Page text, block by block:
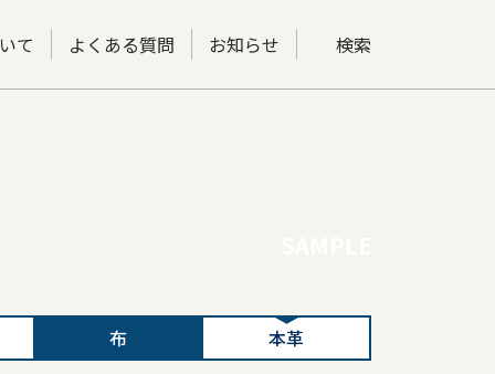
て よくある質問 お知らせ 検索
布 本革